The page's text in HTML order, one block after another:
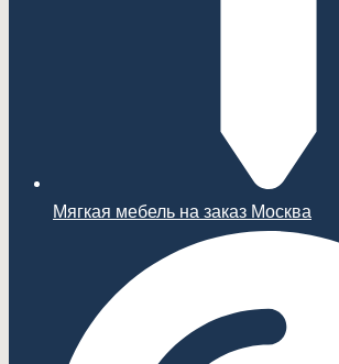
Мягкая мебель на заказ Москва